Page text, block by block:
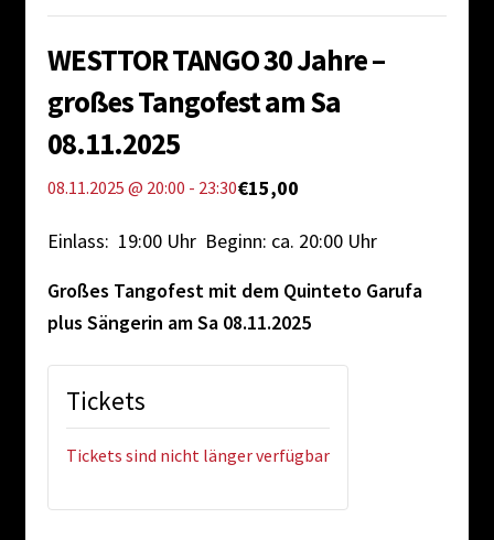
Impressum
WESTTOR TANGO 30 Jahre –
großes Tangofest am Sa
08.11.2025
08.11.2025 @ 20:00 - 23:30€15,00
Einlass: 19:00 Uhr Beginn: ca. 20:00 Uhr
Großes Tangofest mit dem Quinteto Garufa
plus Sängerin am Sa 08.11.2025
Tickets
Tickets sind nicht länger verfügbar